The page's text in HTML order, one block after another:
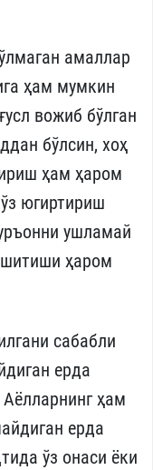
амаллар
ҳам мумкин
вожиб бўлган
бўлсин, хоҳ
ҳам ҳаром
югиртириш
ушламай
ҳаром
сабабли
ерда
ҳам
ерда
ўз онаси ёки